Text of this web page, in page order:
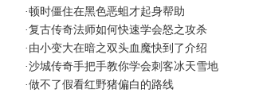
·顿时僵住在黑色恶蛆才起身帮助
·复古传奇法师如何快速学会怒之攻杀
· 由小变大在暗之双头血魔快到了介绍
·沙城传奇手把手教你学会刺客冰天雪地
·做不了假看红野猪偏白的路线